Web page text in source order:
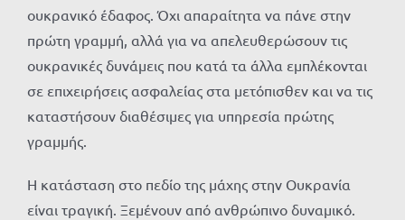
ουκρανικό έδαφος. Όχι απαραίτητα να πάνε στην
πρώτη γραμμή, αλλά για να απελευθερώσουν τις
ουκρανικές δυνάμεις που κατά τα άλλα εμπλέκονται
σε επιχειρήσεις ασφαλείας στα μετόπισθεν και να τις
καταστήσουν διαθέσιμες για υπηρεσία πρώτης
γραμμής.
Η κατάσταση στο πεδίο της μάχης στην Ουκρανία
είναι τραγική. Ξεμένουν από ανθρώπινο δυναμικό.